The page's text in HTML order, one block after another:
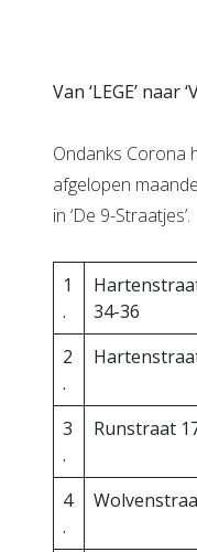
Van ‘LEGE’ naar
Ondanks Corona
afgelopen
in ‘De 9-Straatjes’.
1
.
34-36
2
.
3
.
Runstraat
4
.